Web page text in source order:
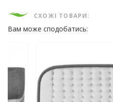
СХОЖІ ТОВАРИ:
Вам може сподобатись: